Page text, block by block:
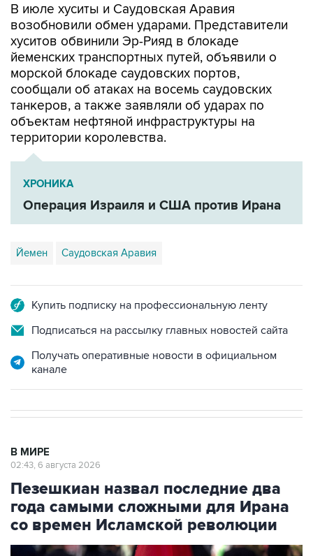
В июле хуситы и Саудовская Аравия
возобновили обмен ударами. Представители
хуситов обвинили Эр-Рияд в блокаде
йеменских транспортных путей, объявили о
морской блокаде саудовских портов,
сообщали об атаках на восемь саудовских
танкеров, а также заявляли об ударах по
объектам нефтяной инфраструктуры на
территории королевства.
ХРОНИКА
Операция Израиля и США против Ирана
Йемен Саудовская Аравия
Купить подписку на профессиональную ленту
Подписаться на рассылку главных новостей сайта
Получать оперативные новости в официальном
канале
В МИРЕ
02:43, 6 августа 2026
Пезешкиан назвал последние два
года самыми сложными для Ирана
со времен Исламской революции